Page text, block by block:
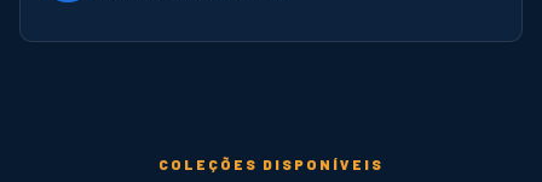
COLEÇÕES DISPONÍVEIS